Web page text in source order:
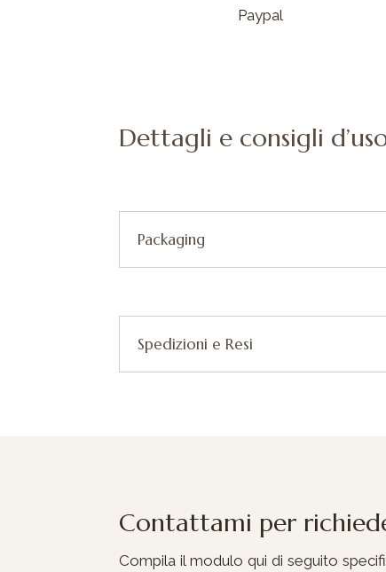
Paypal
Dettagli e consigli
Packaging
Spedizioni e Resi
Contattami per
Compila il modulo qui di seguito